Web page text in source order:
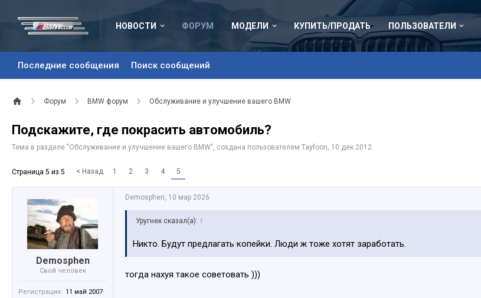
НОВОСТИ ФОРУМ
Последние сообщения Поиск сообщений
МОДЕЛИ КУПИТЬ/ПРОДАТЬ ПОЛЬЗОВАТЕЛИ
Форум BMW форум Обслуживание и улучшение вашего BMW
Подскажите, где покрасить автомобиль?
Тема в разделе "Обслуживание и улучшение вашего BMW", создана пользователем Tayfoon, 10 дек 2012.
Страница 5 из 5 < Назад 1 2 3 4 5
Demosphen
Свой человек
Регистрация: 11 май 2007
Demosphen, 10 мар 2026
Уругнек сказал(а): ↑
Никто. Будут предлагать копейки. Люди ж тоже хотят заработать.
тогда нахуя такое советовать )))